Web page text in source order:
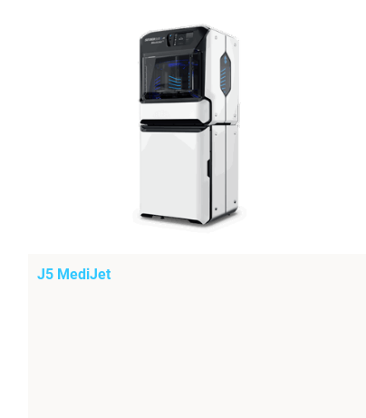
J5 MediJet